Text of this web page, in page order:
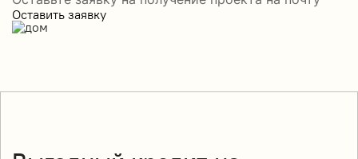
Оставить заявку